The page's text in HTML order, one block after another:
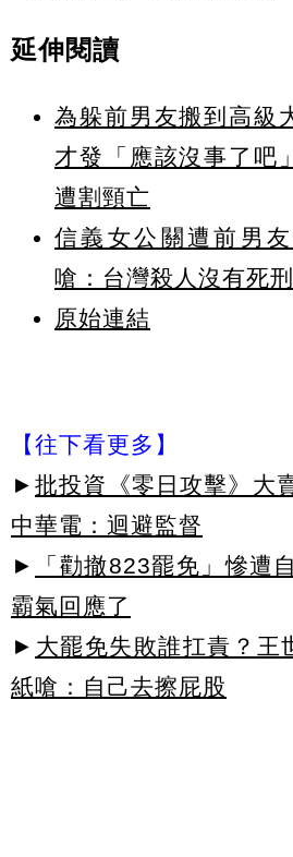
延伸閱讀
為躲前男友搬到高級
才發「應該沒事了
遭割頸亡
信義女公關遭前男
嗆：台灣殺人沒有死刑
原始連結
【往下看更多】
► 批投資《零日攻擊》大
中華電：迴避監督
►
「勸撤823罷免」慘遭
霸氣回應了
► 大罷免失敗誰扛責？王
紙嗆：自己去擦屁股